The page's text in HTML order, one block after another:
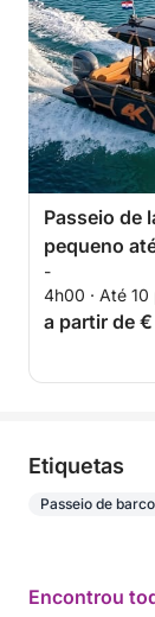
Passeio de
pequeno
Ilhas
-
4h00 · Até 10
a partir de
Etiquetas
Passeio de
Encontrou